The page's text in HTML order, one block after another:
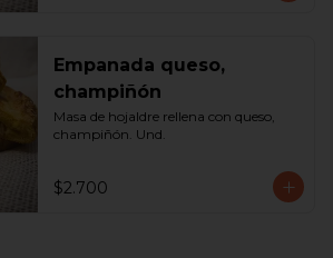
Empanada queso,
champiñón
Masa de hojaldre rellena con queso,
champiñón. Und.
$2.700